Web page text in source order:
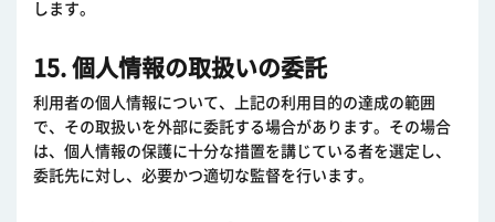
します。
15. 個人情報の取扱いの委託
利用者の個人情報について、上記の利用目的の達成の範囲
で、その取扱いを外部に委託する場合があります。その場合
は、個人情報の保護に十分な措置を講じている者を選定し、
委託先に対し、必要かつ適切な監督を行います。